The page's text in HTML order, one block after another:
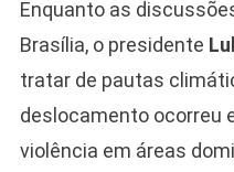
Enquanto as
Brasília, o presidente
tratar de pautas
deslocamento ocorreu
violência em áreas